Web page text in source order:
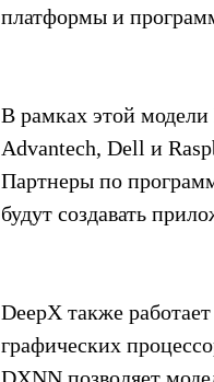
платформы и
В рамках этой
Advantech, Dell и
Партнеры по
будут создавать
DeepX также
графических